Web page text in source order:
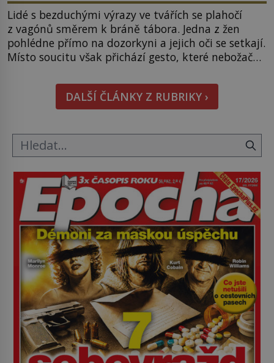
Lidé s bezduchými výrazy ve tvářích se plahočí
z vagónů směrem k bráně tábora. Jedna z žen
pohlédne přímo na dozorkyni a jejich oči se setkají.
Místo soucitu však přichází gesto, které nebožačku
Rudolf Höss (1901–1947), Josef Mengele (1911–
1979) či Heinrich Himmler (1900–1945) zná každý,
o koho se historie jen otřela. Jenže […]
DALŠÍ ČLÁNKY Z RUBRIKY ›